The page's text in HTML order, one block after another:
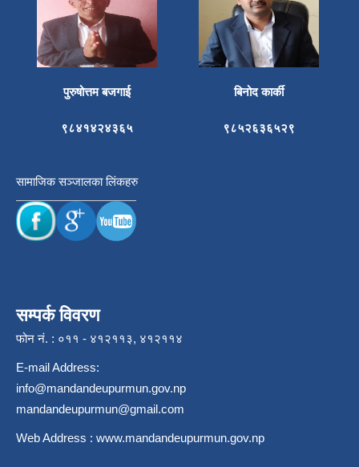
पुरुषोत्तम बजगाई बिनोद कार्की
९८४१४२४३६५ ९८५२६३६५२९
सामाजिक सञ्जालका लिंकहरु
सम्पर्क विवरण
फोन नं. : ०११ - ४१२११३, ४१२११४
E-mail Address:
info@mandandeupurmun.gov.np
mandandeupurmun@gmail.com
Web Address : www.mandandeupurmun.gov.np